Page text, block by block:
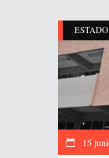
ESTADO
15